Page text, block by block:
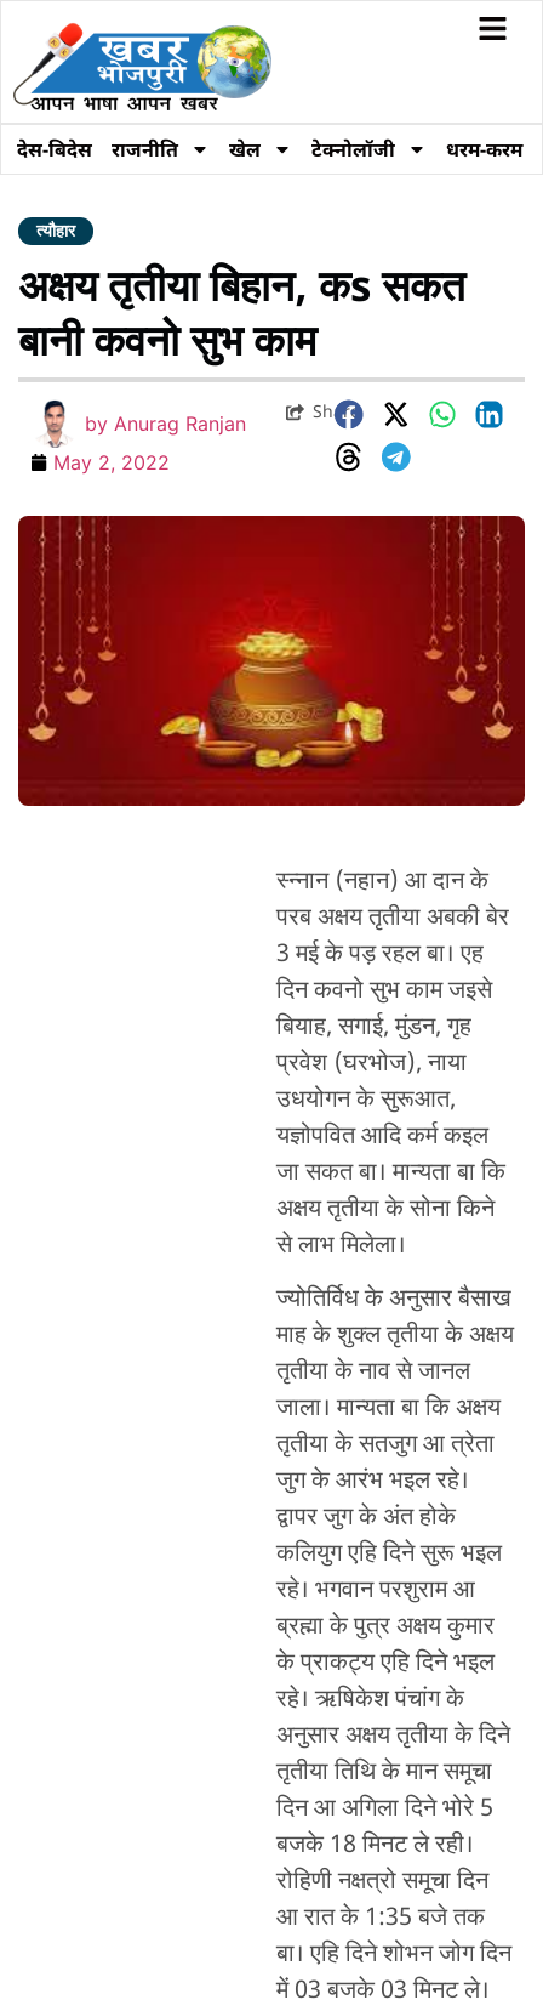
देस-बिदेस राजनीति खेल टेक्नोलॉजी धरम-करम
त्यौहार
अक्षय तृतीया बिहान, कs सकत
बानी कवनो सुभ काम
by Anurag Ranjan
May 2, 2022
Share
स्न्नान (नहान) आ दान के
परब अक्षय तृतीया अबकी बेर
3 मई के पड़ रहल बा। एह
दिन कवनो सुभ काम जइसे
बियाह, सगाई, मुंडन, गृह
प्रवेश (घरभोज), नाया
उधयोगन के सुरूआत,
यज्ञोपवित आदि कर्म कइल
जा सकत बा। मान्यता बा कि
अक्षय तृतीया के सोना किने
से लाभ मिलेला।
ज्योतिर्विध के अनुसार बैसाख
माह के शुक्ल तृतीया के अक्षय
तृतीया के नाव से जानल
जाला। मान्यता बा कि अक्षय
तृतीया के सतजुग आ त्रेता
जुग के आरंभ भइल रहे।
द्वापर जुग के अंत होके
कलियुग एहि दिने सुरू भइल
रहे। भगवान परशुराम आ
ब्रह्मा के पुत्र अक्षय कुमार
के प्राकट्य एहि दिने भइल
रहे। ऋषिकेश पंचांग के
अनुसार अक्षय तृतीया के दिने
तृतीया तिथि के मान समूचा
दिन आ अगिला दिने भोरे 5
बजके 18 मिनट ले रही।
रोहिणी नक्षत्रो समूचा दिन
आ रात के 1:35 बजे तक
बा। एहि दिने शोभन जोग दिन
में 03 बजके 03 मिनट ले।